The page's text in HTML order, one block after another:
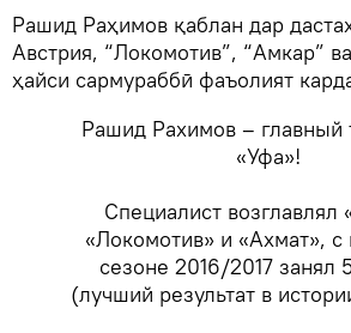
Рашид Раҳимов қаблан дар
Австрия, “Локомотив”, “Амкар”
ҳайси сармураббӣ фаъолият
Рашид Рахимов –
«Уфа»!
Специалист возглавлял
«Локомотив» и «Ахмат»,
сезоне 2016/2017 занял
(лучший результат в